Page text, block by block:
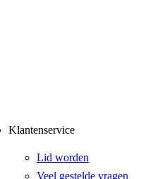
Klantenservice
Lid worden
Veel gestelde vragen